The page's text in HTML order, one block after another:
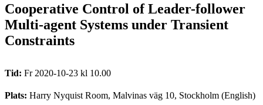
Cooperative Control of Leader-follower
Multi-agent Systems under Transient
Constraints
Tid: Fr 2020-10-23 kl 10.00
Plats: Harry Nyquist Room, Malvinas väg 10, Stockholm (English)